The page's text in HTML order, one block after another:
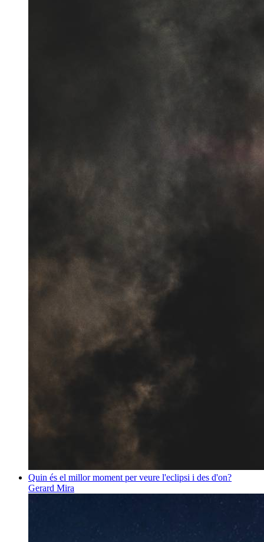
Quin és el millor moment per veure l'eclipsi i des d'on?
Gerard Mira